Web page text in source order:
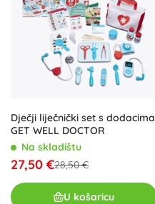
Dječji liječnički set s dodacima
GET WELL DOCTOR
Na skladištu
27,50 €28,50 €
U košaricu